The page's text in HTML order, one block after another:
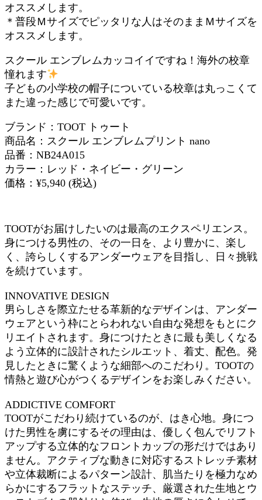
オススメします。
＊普段Ｍサイズでピッタリな人はそのままＭサイズを
オススメします。
スクール エンブレムカッコイイですね！海外の校章
憧れます
子どもの小学校の帽子についている校章は丸っこくて
また違った感じで可愛いです。
ブランド：TOOT トゥート
商品名：スクール エンブレムプリント nano
品番：NB24A015
カラー：レッド・ネイビー・グリーン
価格：¥5,940 (税込)
TOOTがお届けしたいのは最高のエクスペリエンス。
身につける男性の、その一日を、より豊かに、楽し
く、誇らしくするアンダーウェアを目指し、日々挑戦
を続けています。
INNOVATIVE DESIGN
男らしさを際立たせる革新的なデザインは、アンダー
ウェアという枠にとらわれない自由な発想をもとにク
リエイトされます。身につけたときに最も美しくなる
よう立体的に設計されたシルエット、着丈、配色。発
見したときに驚くような細部へのこだわり。TOOTの
情熱と遊び心がつくるデザインをお楽しみください。
ADDICTIVE COMFORT
TOOTがこだわり続けているのが、はき心地。身につ
けた男性を虜にするその理由は、優しく包んでリフト
アップする立体的なフロントカップの形だけではあり
ません。アクティブな動きに対応するストレッチ素材
や立体裁断によるパターン設計、肌当たりを極力なめ
らかにするフラットなステッチ、厳選された生地とウ